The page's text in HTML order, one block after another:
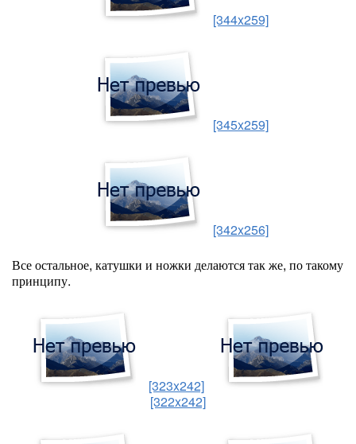
[344x259]
[345x259]
[342x256]
Все остальное, катушки и ножки делаются так же, по такому
принципу.
[323x242]
[322x242]